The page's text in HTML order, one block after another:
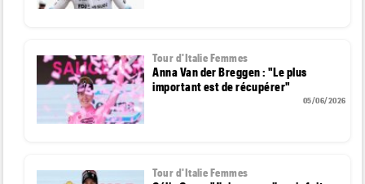
Tour d'Italie Femmes
Anna Van der Breggen : "Le plus
important est de récupérer"
05/06/2026
Tour d'Italie Femmes